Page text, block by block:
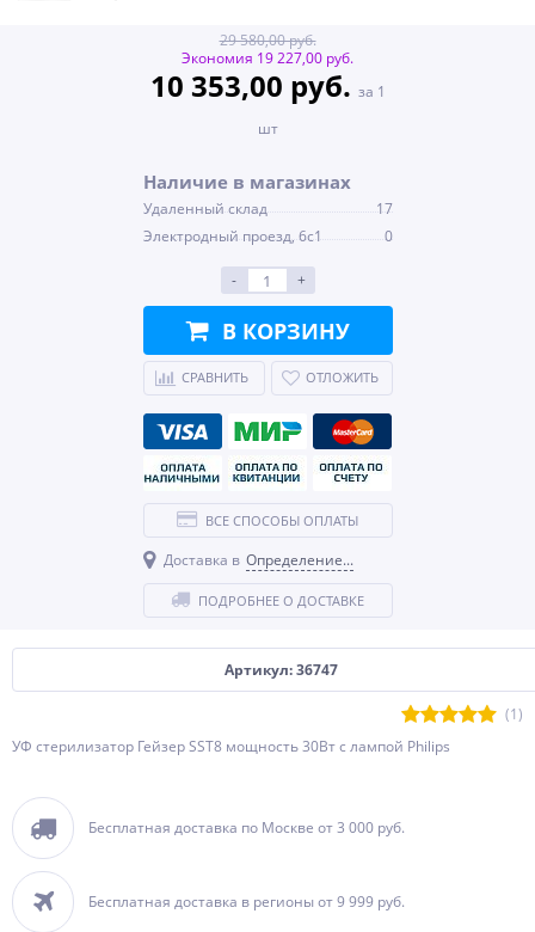
Артикул: 36747
(1)
УФ стерилизатор Гейзер SST8 мощность 30Вт с лампой Philips
Бесплатная доставка по Москве от 3 000 руб.
Бесплатная доставка в регионы от 9 999 руб.
29 580,00 руб.
Экономия 19 227,00 руб.
10 353,00 руб. за 1
шт
Наличие в магазинах
Удаленный склад
17
Электродный проезд, 6с1
0
- +
В КОРЗИНУ
СРАВНИТЬ ОТЛОЖИТЬ
ВСЕ СПОСОБЫ ОПЛАТЫ
Доставка в Определение...
ПОДРОБНЕЕ О ДОСТАВКЕ